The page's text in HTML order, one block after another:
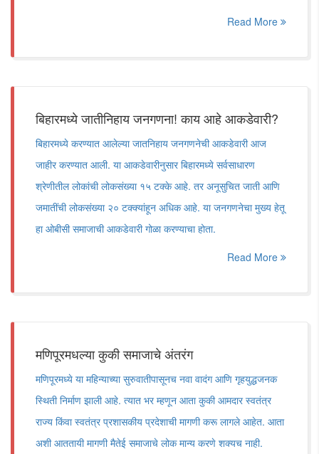
Read More
बिहारमध्ये जातीनिहाय जनगणना! काय आहे आकडेवारी?
बिहारमध्ये करण्यात आलेल्या जातनिहाय जनगणनेची आकडेवारी आज
जाहीर करण्यात आली. या आकडेवारीनुसार बिहारमध्ये सर्वसाधारण
श्रेणीतील लोकांची लोकसंख्या १५ टक्के आहे. तर अनूसुचित जाती आणि
जमातींची लोकसंख्या २० टक्क्यांहून अधिक आहे. या जनगणनेचा मुख्य हेतू
हा ओबीसी समाजाची आकडेवारी गोळा करण्याचा होता.
Read More
मणिपूरमधल्या कुकी समाजाचे अंतरंग
मणिपूरमध्ये या महिन्याच्या सुरुवातीपासूनच नवा वादंग आणि गृहयुद्धजनक
स्थिती निर्माण झाली आहे. त्यात भर म्हणून आता कुकी आमदार स्वतंत्र
राज्य किंवा स्वतंत्र प्रशासकीय प्रदेशाची मागणी करू लागले आहेत. आता
अशी आततायी मागणी मैतेई समाजाचे लोक मान्य करणे शक्यच नाही.